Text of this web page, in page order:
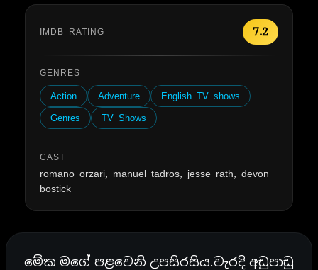
IMDB RATING 7.2
GENRES
Action Adventure
English TV shows
Genres
TV Shows
CAST
romano orzari, manuel tadros, jesse rath, devon
bostick
මේක මගේ පළවෙනි උපසිරසිය.වැරදි අඩුපාඩු